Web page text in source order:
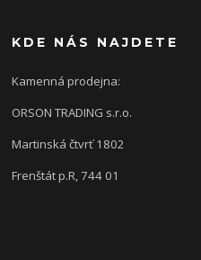
KDE NÁS NAJDETE
Kamenná prodejna:
ORSON TRADING s.r.o.
Martinská čtvrť 1802
Frenštát p.R, 744 01